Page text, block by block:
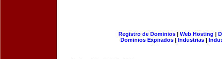
Registro de Dominios| Web Hosting |
Dominios Expirados | Industrias |